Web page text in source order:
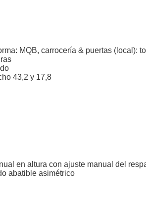
MQB, carrocería & puertas (local):
43,2 y 17,8
en altura con ajuste manual del
abatible asimétrico